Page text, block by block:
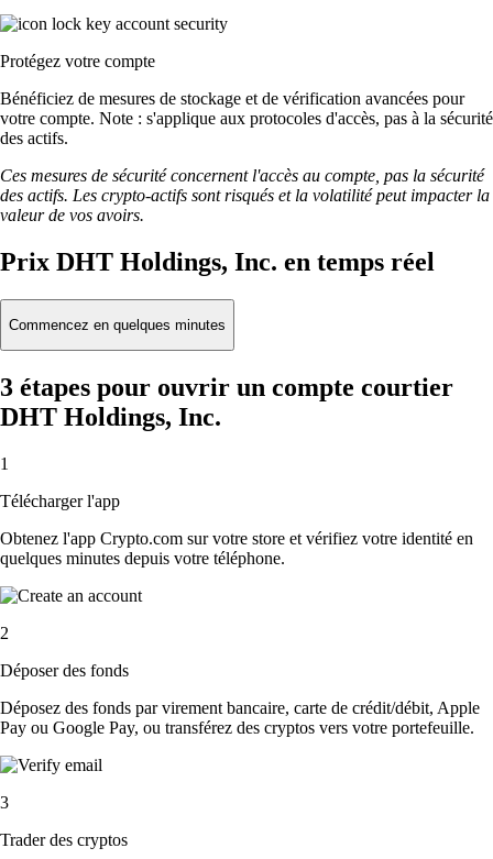
Protégez votre compte
Bénéficiez de mesures de stockage et de vérification avancées pour
votre compte. Note : s'applique aux protocoles d'accès, pas à la sécurité
des actifs.
Ces mesures de sécurité concernent l'accès au compte, pas la sécurité
des actifs. Les crypto-actifs sont risqués et la volatilité peut impacter la
valeur de vos avoirs.
Prix DHT Holdings, Inc. en temps réel
Commencez en quelques minutes
3 étapes pour ouvrir un compte courtier
DHT Holdings, Inc.
1
Télécharger l'app
Obtenez l'app Crypto.com sur votre store et vérifiez votre identité en
quelques minutes depuis votre téléphone.
2
Déposer des fonds
Déposez des fonds par virement bancaire, carte de crédit/débit, Apple
Pay ou Google Pay, ou transférez des cryptos vers votre portefeuille.
3
Trader des cryptos